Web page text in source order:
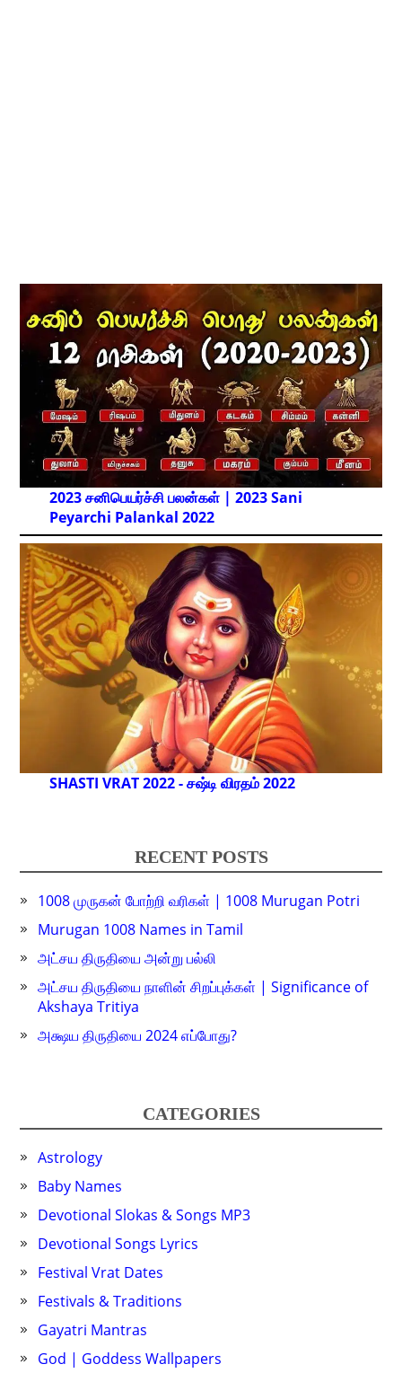
2023 சனிபெயர்ச்சி பலன்கள் | 2023 Sani
Peyarchi Palankal 2022
SHASTI VRAT 2022 - சஷ்டி விரதம் 2022
RECENT POSTS
1008 முருகன் போற்றி வரிகள் | 1008 Murugan Potri
Murugan 1008 Names in Tamil
அட்சய திருதியை அன்று பல்லி
அட்சய திருதியை நாளின் சிறப்புக்கள் | Significance of
Akshaya Tritiya
அக்ஷய திருதியை 2024 எப்போது?
CATEGORIES
Astrology
Baby Names
Devotional Slokas & Songs MP3
Devotional Songs Lyrics
Festival Vrat Dates
Festivals & Traditions
Gayatri Mantras
God | Goddess Wallpapers